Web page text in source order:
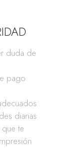
duda de
pago
diarias
te